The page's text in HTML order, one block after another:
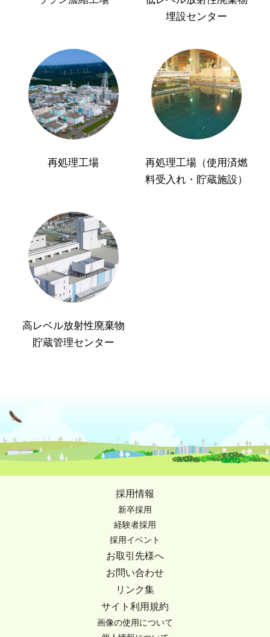
埋設センター
再処理工場
再処理工場（使用済燃
料受入れ・貯蔵施設）
高レベル放射性廃棄物
貯蔵管理センター
採用情報
新卒採用
経験者採用
採用イベント
お取引先様へ
お問い合わせ
リンク集
サイト利用規約
画像の使用について